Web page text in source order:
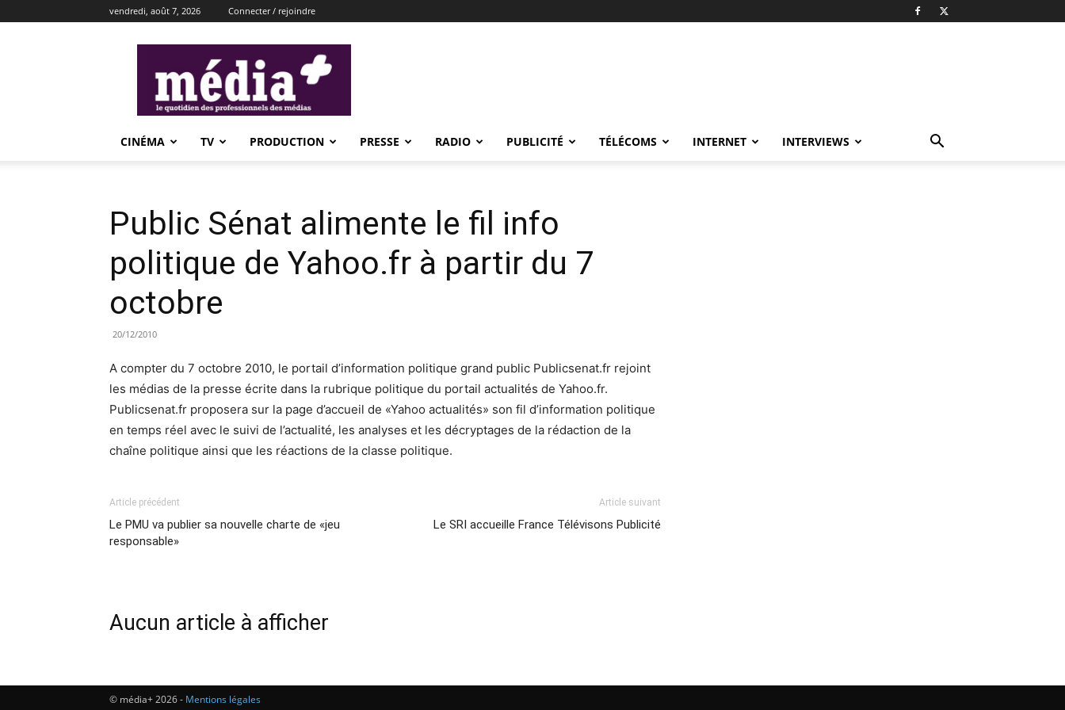
vendredi, août 7, 2026 Connecter / rejoindre
CINÉMA TV PRODUCTION PRESSE RADIO PUBLICITÉ TÉLÉCOMS INTERNET INTERVIEWS
Public Sénat alimente le fil info
politique de Yahoo.fr à partir du 7
octobre
20/12/2010
A compter du 7 octobre 2010, le portail d’information politique grand public Publicsenat.fr rejoint
les médias de la presse écrite dans la rubrique politique du portail actualités de Yahoo.fr.
Publicsenat.fr proposera sur la page d’accueil de «Yahoo actualités» son fil d’information politique
en temps réel avec le suivi de l’actualité, les analyses et les décryptages de la rédaction de la
chaîne politique ainsi que les réactions de la classe politique.
Article précédent
Le PMU va publier sa nouvelle charte de «jeu
responsable»
Article suivant
Le SRI accueille France Télévisons Publicité
Aucun article à afficher
© média+ 2026 - Mentions légales